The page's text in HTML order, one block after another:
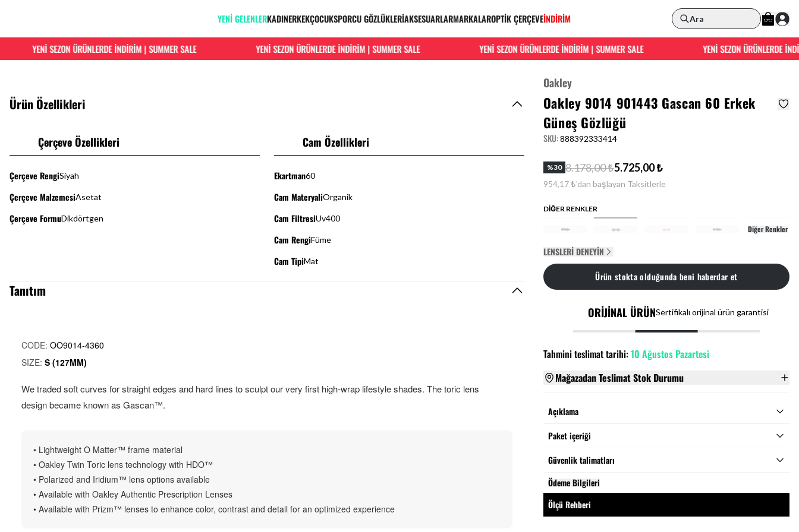
YENİ GELENLERKADINERKEKÇOCUKSPORCU GÖZLÜKLERİAKSESUARLARMARKALAROPTİK ÇERÇEVEİNDİRİM Ara
YENİ SEZON ÜRÜNLERDE İNDİRİM | SUMMER SALE YENİ SEZON ÜRÜNLERDE İNDİRİM | SUMMER SALE YENİ SEZON ÜRÜNLERDE İNDİRİM | SUMMER SALE YENİ SEZON ÜRÜNLERDE
Ürün Özellikleri
Çerçeve Özellikleri
Çerçeve RengiSiyah
Çerçeve MalzemesiAsetat
Çerçeve FormuDikdörtgen
Cam Özellikleri
Ekartman60
Cam MateryaliOrganik
Cam FiltresiUv400
Cam RengiFüme
Cam TipiMat
Tanıtım
CODE: OO9014-4360
SIZE: S (127MM)
We traded soft curves for straight edges and hard lines to sculpt our very first high-wrap lifestyle shades. The toric lens
design became known as Gascan™.
• Lightweight O Matter™ frame material
• Oakley Twin Toric lens technology with HDO™
• Polarized and Iridium™ lens options available
• Available with Oakley Authentic Prescription Lenses
• Available with Prizm™ lenses to enhance color, contrast and detail for an optimized experience
Oakley
Oakley 9014 901443 Gascan 60 Erkek
Güneş Gözlüğü
SKU:888392333414
%30 8.178,00 ₺5.725,00 ₺
954,17 ₺'dan başlayan Taksitlerle
DİĞER RENKLER
Diğer Renkler
LENSLERI DENEYIN
Ürün stokta olduğunda beni haberdar et
ORİJİNAL ÜRÜNSertifikalı orijinal ürün garantisi
Tahmini teslimat tarihi:10 Ağustos Pazartesi
Mağazadan Teslimat Stok Durumu
Açıklama
Paket içeriği
Güvenlik talimatları
Ödeme Bilgileri
Ölçü Rehberi